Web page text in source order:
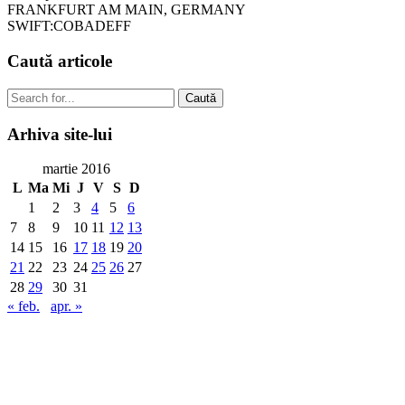
FRANKFURT AM MAIN, GERMANY
SWIFT:COBADEFF
Caută articole
Caută
Arhiva site-lui
martie 2016
L Ma Mi J V S D
1
2 3 4 5
6
7
8 9 10 11 12 13
14 15 16 17 18 19 20
21 22 23 24 25 26 27
28 29 30 31
« feb.
apr. »